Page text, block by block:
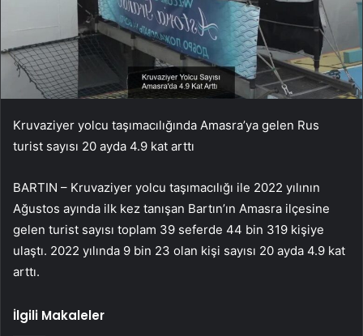
Kruvaziyer yolcu taşımacılığında Amasra’ya gelen Rus
turist sayısı 20 ayda 4.9 kat arttı
BARTIN – Kruvaziyer yolcu taşımacılığı ile 2022 yılının
Ağustos ayında ilk kez tanışan Bartın’ın Amasra ilçesine
gelen turist sayısı toplam 39 seferde 44 bin 319 kişiye
ulaştı. 2022 yılında 9 bin 23 olan kişi sayısı 20 ayda 4.9 kat
arttı.
İlgili Makaleler